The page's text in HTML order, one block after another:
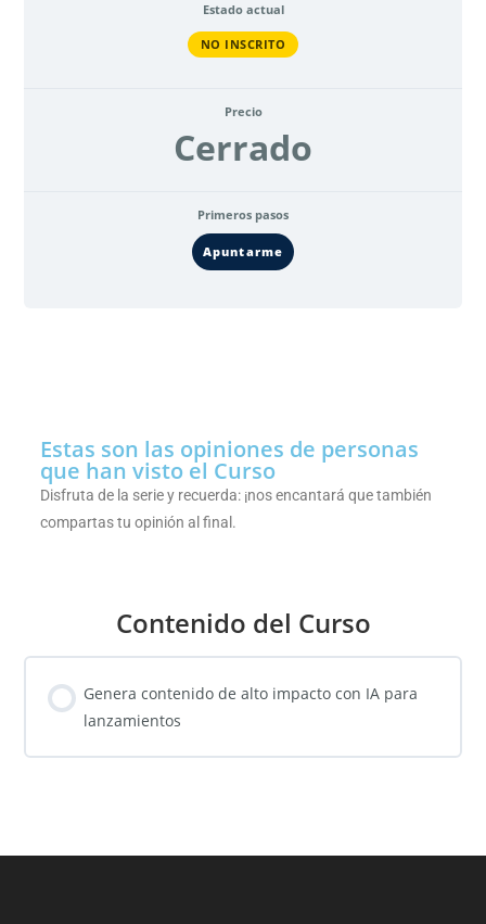
Estado actual
NO INSCRITO
Precio
Cerrado
Primeros pasos
Apuntarme
Estas son las opiniones de personas
que han visto el Curso
Disfruta de la serie y recuerda: ¡nos encantará que también
compartas tu opinión al final.
Contenido del Curso
Genera contenido de alto impacto con IA para
lanzamientos